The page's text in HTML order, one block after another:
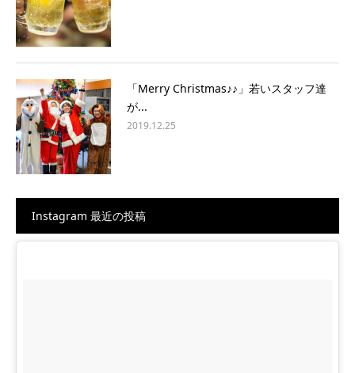
「Merry Christmas♪♪」若いスタッフ達
が...
2019.12.25
Instagram 最近の投稿